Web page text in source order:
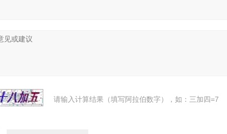
请输入计算结果（填写阿拉伯数字），如：三加四=7